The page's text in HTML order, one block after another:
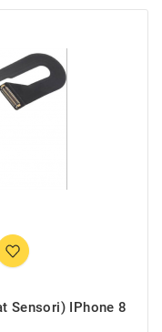
Sensori) IPhone 8